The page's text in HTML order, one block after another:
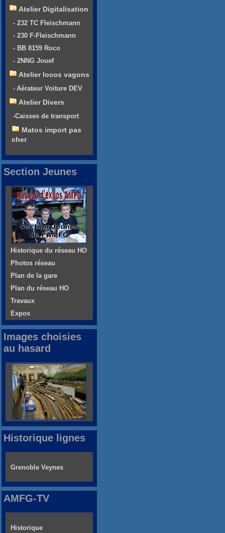
Atelier Digitalisation
- 232 TC Fleischmann
- 230 F-Fleischmann
- BB 8159 Roco
- 2NNG Jouef
Atelier locos vagons
- Aérateur Voiture DEV
Atelier Divers
-Caisses de transport
Matos import pas
cher
Section Jeunes
Historique du réseau HO
Photos réseau
Plan de la gare
Plan du réseau HO
Travaux
Expos
Images choisies
au hasard
Historique lignes
Grenoble Veynes
AMFG-TV
Historique